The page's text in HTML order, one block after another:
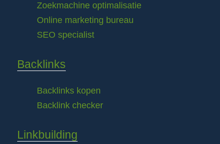
Zoekmachine optimalisatie
Online marketing bureau
SEO specialist
Backlinks
Backlinks kopen
Backlink checker
Linkbuilding